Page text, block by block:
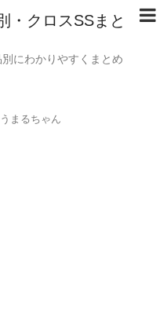
・クロスSSまと
にわかりやすくまとめ
まるちゃん